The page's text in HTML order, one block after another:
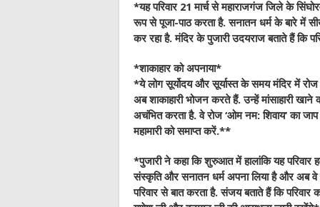
*यह परिवार 21 मार्च से महाराजगंज जिले के
रूप से पूजा-पाठ करता है. सनातन धर्म के बारे में
कर रहा है. मंदिर के पुजारी उदयराज बताते हैं कि
*शाकाहार को अपनाया*
*ये लोग सूर्योदय और सूर्यास्त के समय मंदिर में
अब शाकाहारी भोजन करते हैं. उन्हें मांसाहारी
अचंभित करता है. वे रोज ‘ओम नम: शिवाय’ का
महामारी को समाप्त करें.**
*पुजारी ने कहा कि शुरुआत में हालांकि यह परिवार
संस्कृति और सनातन धर्म अपना लिया है और अब
परिवार से बात करता है. संजय बताते हैं कि परिवार